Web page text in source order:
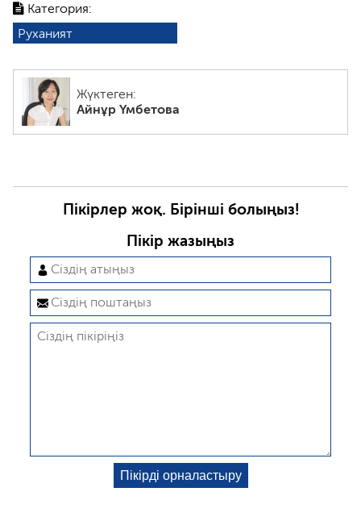
Категория:
Руханият
Жүктеген:
Айнұр Үмбетова
Пікірлер жоқ. Бірінші болыңыз!
Пікір жазыңыз